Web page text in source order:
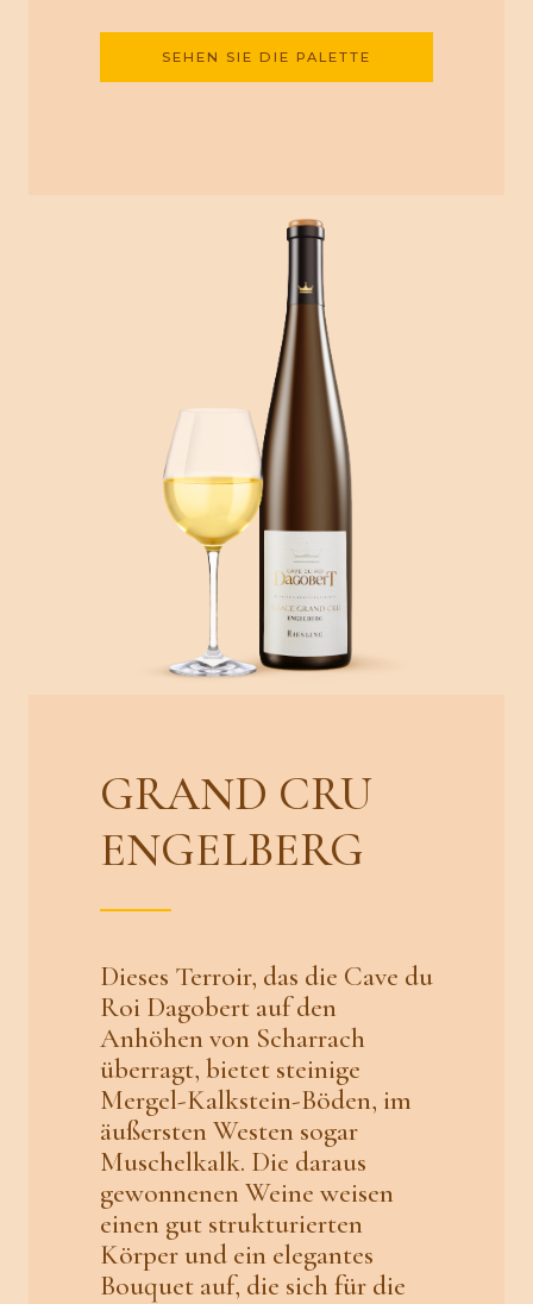
SEHEN SIE DIE PALETTE
GRAND CRU
ENGELBERG
Dieses Terroir, das die Cave du
Roi Dagobert auf den
Anhöhen von Scharrach
überragt, bietet steinige
Mergel-Kalkstein-Böden, im
äußersten Westen sogar
Muschelkalk. Die daraus
gewonnenen Weine weisen
einen gut strukturierten
Körper und ein elegantes
Bouquet auf, die sich für die